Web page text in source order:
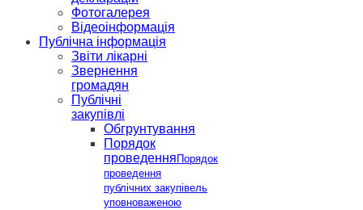
Фотогалерея
Відеоінформація
Публічна інформація
Звіти лікарні
Звернення
громадян
Публічні
закупівлі
Обгрунтування
Порядок
проведення Порядок
проведення
публічних закупівель
уповноваженою